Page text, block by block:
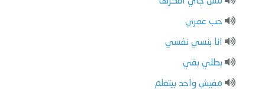
حب عمري
انا بنسي نفسي
بطلي بقي
مفيش واحد بيتعلم